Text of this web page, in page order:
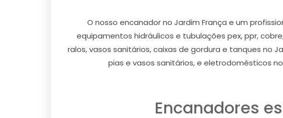
O nosso encanador no Jardim França e um
equipamentos hidráulicos e tubulações pex, ppr,
ralos, vasos sanitários, caixas de gordura e tanques no
pias e vasos sanitários, e eletrodomésticos
Encanadores